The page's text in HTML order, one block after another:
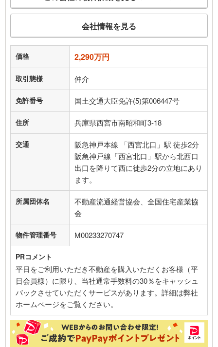
会社情報を見る
価格 2,290万円
取引態様 仲介
免許番号 国土交通大臣免許(5)第006447号
住所 兵庫県西宮市南昭和町3-18
交通
阪急神戸本線 「西宮北口」駅 徒歩2分
阪急神戸線「西宮北口」駅から北西口
出口を降りて西に徒歩2分の立地にあり
ます。
所属団体名
不動産流通経営協会、全国住宅産業協
会
物件管理番号 M00233270747
PRコメント
平日をご利用いただき不動産を購入いただくお客様（平
日会員様）に限り、当社通常手数料の30％をキャッシュ
バックさせていただくサービスがあります。詳細は弊社
ホームページをご覧ください。